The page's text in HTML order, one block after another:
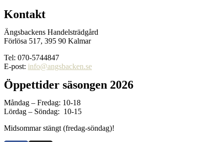
Kontakt
Ängsbackens Handelsträdgård
Förlösa 517, 395 90 Kalmar
Tel: 070-5744847
E-post: info@angsbacken.se
Öppettider säsongen 2026
Måndag – Fredag: 10-18
Lördag – Söndag: 10-15
Midsommar stängt (fredag-söndag)!